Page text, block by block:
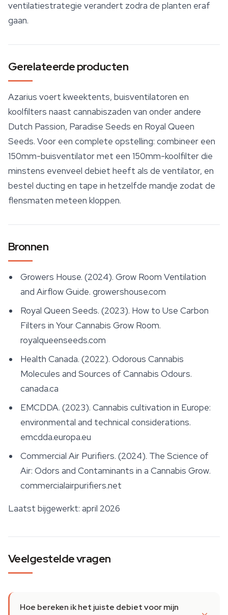
ventilatiestrategie verandert zodra de planten eraf
gaan.
Gerelateerde producten
Azarius voert kweektents, buisventilatoren en
koolfilters naast cannabiszaden van onder andere
Dutch Passion, Paradise Seeds en Royal Queen
Seeds. Voor een complete opstelling: combineer een
150mm-buisventilator met een 150mm-koolfilter die
minstens evenveel debiet heeft als de ventilator, en
bestel ducting en tape in hetzelfde mandje zodat de
flensmaten meteen kloppen.
Bronnen
Growers House. (2024). Grow Room Ventilation
and Airflow Guide. growershouse.com
Royal Queen Seeds. (2023). How to Use Carbon
Filters in Your Cannabis Grow Room.
royalqueenseeds.com
Health Canada. (2022). Odorous Cannabis
Molecules and Sources of Cannabis Odours.
canada.ca
EMCDDA. (2023). Cannabis cultivation in Europe:
environmental and technical considerations.
emcdda.europa.eu
Commercial Air Purifiers. (2024). The Science of
Air: Odors and Contaminants in a Cannabis Grow.
commercialairpurifiers.net
Laatst bijgewerkt: april 2026
Veelgestelde vragen
Hoe bereken ik het juiste debiet voor mijn